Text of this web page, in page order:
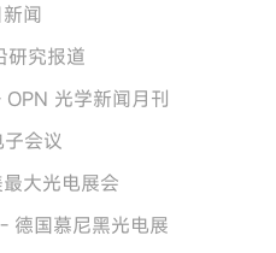
闻
研究报道
OPN 光学新闻月刊
会议
大光电展会
- 德国慕尼黑光电展